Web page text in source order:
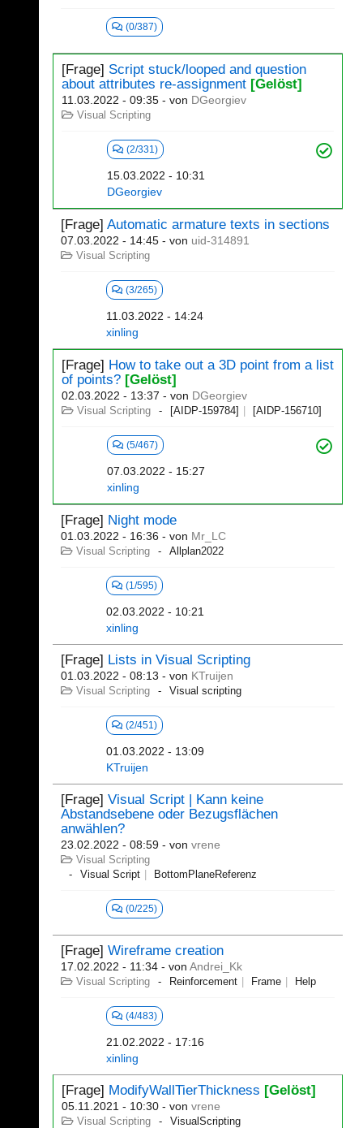
(0/387)
[Frage] Script stuck/looped and question
about attributes re-assignment [Gelöst]
11.03.2022 - 09:35 - von DGeorgiev
Visual Scripting
(2/331)
15.03.2022 - 10:31
DGeorgiev
[Frage] Automatic armature texts in sections
07.03.2022 - 14:45 - von uid-314891
Visual Scripting
(3/265)
11.03.2022 - 14:24
xinling
[Frage] How to take out a 3D point from a list
of points? [Gelöst]
02.03.2022 - 13:37 - von DGeorgiev
Visual Scripting [AIDP-159784] [AIDP-156710]
(5/467)
07.03.2022 - 15:27
xinling
[Frage] Night mode
01.03.2022 - 16:36 - von Mr_LC
Visual Scripting Allplan2022
(1/595)
02.03.2022 - 10:21
xinling
[Frage] Lists in Visual Scripting
01.03.2022 - 08:13 - von KTruijen
Visual Scripting Visual scripting
(2/451)
01.03.2022 - 13:09
KTruijen
[Frage] Visual Script | Kann keine
Abstandsebene oder Bezugsflächen
anwählen?
23.02.2022 - 08:59 - von vrene
Visual Scripting
Visual Script
BottomPlaneReferenz
(0/225)
[Frage] Wireframe creation
17.02.2022 - 11:34 - von Andrei_Kk
Visual Scripting Reinforcement Frame Help
(4/483)
21.02.2022 - 17:16
xinling
[Frage] ModifyWallTierThickness [Gelöst]
05.11.2021 - 10:30 - von vrene
Visual Scripting VisualScripting